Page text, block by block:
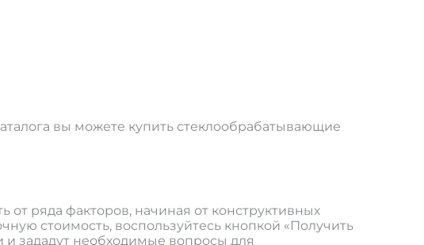
вы можете купить стеклообрабатывающие
от ряда факторов, начиная от конструктивных
стоимость, воспользуйтесь кнопкой «Получить
зададут необходимые вопросы для